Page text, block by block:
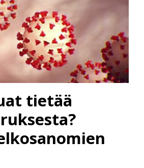
tietää